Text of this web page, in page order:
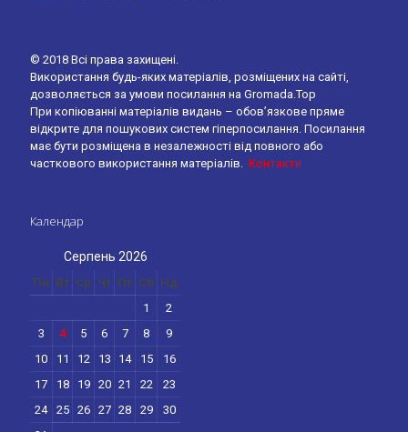
© 2018 Всі права захищені.
Використання будь-яких матеріалів, розміщених на сайті,
дозволяється за умови посилання на Gromada.Top
При копіюванні матеріалів видань – обов’язкове пряме
відкрите для пошукових систем гіперпосилання. Посилання
має бути розміщена в незалежності від повного або
часткового використання матеріалів. Контакти
Календар
Серпень 2026
Пн Вт Ср Чт Пт Сб Нд
1
2
3
4 5 6 7 8
9
10
11 12 13 14 15
16
17
18 19 20 21 22
23
24
25 26 27 28 29
30